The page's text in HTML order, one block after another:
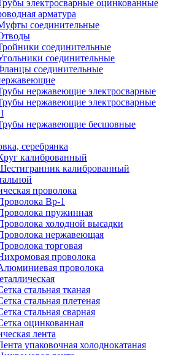
электросварные оцинкованные
арматура
соединительные
соединительные
соединительные
соединительные
нержавеющие электросварные
нержавеющие электросварные
нержавеющие бесшовные
серебрянка
калиброванный
калиброванный
проволока
Вр-1
пружинная
холодной высадки
нержавеющая
торговая
проволока
проволока
стальная тканая
стальная плетеная
стальная сварная
оцинкованная
лента
упаковочная холоднокатаная